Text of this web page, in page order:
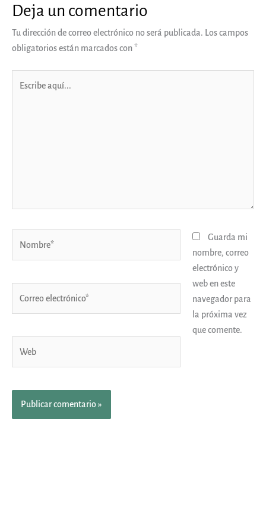
Deja un comentario
Tu dirección de correo electrónico no será publicada. Los campos
obligatorios están marcados con*
Guarda mi
nombre, correo
electrónico y
web en este
navegador para
la próxima vez
que comente.